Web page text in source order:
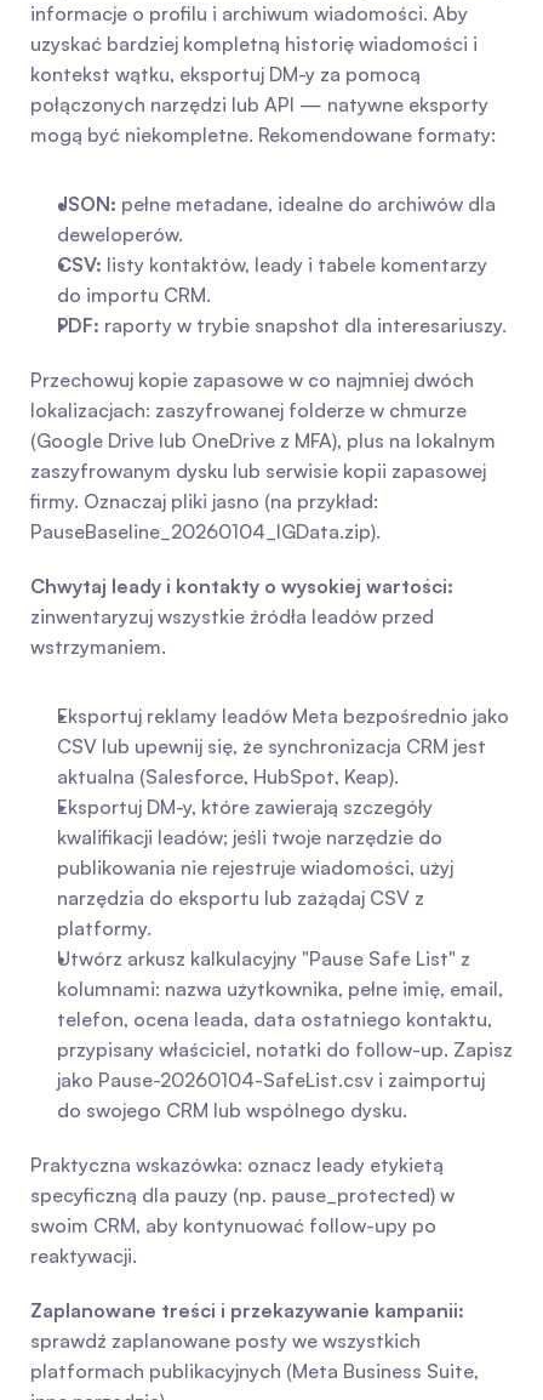
informacje o profilu i archiwum wiadomości. Aby
uzyskać bardziej kompletną historię wiadomości i
kontekst wątku, eksportuj DM-y za pomocą
połączonych narzędzi lub API — natywne eksporty
mogą być niekompletne. Rekomendowane formaty:
JSON: pełne metadane, idealne do archiwów dla
deweloperów.
CSV: listy kontaktów, leady i tabele komentarzy
do importu CRM.
PDF: raporty w trybie snapshot dla interesariuszy.
Przechowuj kopie zapasowe w co najmniej dwóch
lokalizacjach: zaszyfrowanej folderze w chmurze
(Google Drive lub OneDrive z MFA), plus na lokalnym
zaszyfrowanym dysku lub serwisie kopii zapasowej
firmy. Oznaczaj pliki jasno (na przykład:
PauseBaseline_20260104_IGData.zip).
Chwytaj leady i kontakty o wysokiej wartości:
zinwentaryzuj wszystkie źródła leadów przed
wstrzymaniem.
Eksportuj reklamy leadów Meta bezpośrednio jako
CSV lub upewnij się, że synchronizacja CRM jest
aktualna (Salesforce, HubSpot, Keap).
Eksportuj DM-y, które zawierają szczegóły
kwalifikacji leadów; jeśli twoje narzędzie do
publikowania nie rejestruje wiadomości, użyj
narzędzia do eksportu lub zażądaj CSV z
platformy.
Utwórz arkusz kalkulacyjny "Pause Safe List" z
kolumnami: nazwa użytkownika, pełne imię, email,
telefon, ocena leada, data ostatniego kontaktu,
przypisany właściciel, notatki do follow-up. Zapisz
jako Pause-20260104-SafeList.csv i zaimportuj
do swojego CRM lub wspólnego dysku.
Praktyczna wskazówka: oznacz leady etykietą
specyficzną dla pauzy (np. pause_protected) w
swoim CRM, aby kontynuować follow-upy po
reaktywacji.
Zaplanowane treści i przekazywanie kampanii:
sprawdź zaplanowane posty we wszystkich
platformach publikacyjnych (Meta Business Suite,